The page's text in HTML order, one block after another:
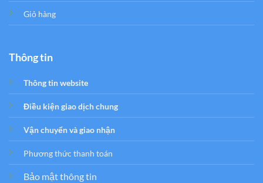
Giỏ hàng
Thông tin
Thông tin website
Điều kiện giao dịch chung
Vận chuyển và giao nhận
Phương thức thanh toán
Bảo mật thông tin